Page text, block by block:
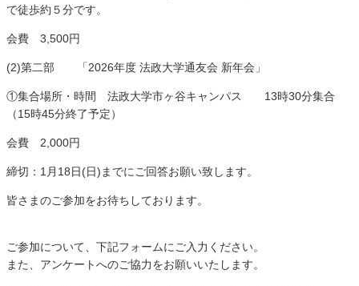
で徒歩約５分です。
会費 3,500円
(2)第二部 「2026年度 法政大学通友会 新年会」
①集合場所・時間 法政大学市ヶ谷キャンパス 13時30分集合
（15時45分終了予定）
会費 2,000円
締切：1月18日(日)までにご回答お願い致します。
皆さまのご参加をお待ちしております。
ご参加について、下記フォームにご入力ください。
また、アンケートへのご協力をお願いいたします。